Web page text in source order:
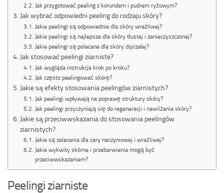
Jak przygotować peeling z korundem i pudrem ryżowym?
Jak wybrać odpowiedni peeling do rodzaju skóry?
Jakie peelingi są odpowiednie dla skóry wrażliwej?
Jakie peelingi są najlepsze dla skóry tłustej i zanieczyszczonej?
Jakie peelingi są polecane dla skóry dojrzałej?
Jak stosować peelingi ziarniste?
Jak wygląda instrukcja krok po kroku?
Jak często peelingować skórę?
Jakie są efekty stosowania peelingów ziarnistych?
Jak peelingi wpływają na poprawę struktury skóry?
Jak peelingi przyczyniają się do regeneracji i nawilżenia skóry?
Jakie są przeciwwskazania do stosowania peelingów
ziarnistych?
Jakie są zalecenia dla cery naczyniowej i wrażliwej?
Jakie wykwity skórne i przebarwienia mogą być
przeciwwskazaniem?
Peelingi ziarniste